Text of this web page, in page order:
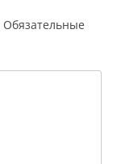
Обязательные